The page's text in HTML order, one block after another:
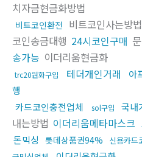
치자금현금화방법
비트코인환전 비트코인사는방법
코인송금대행 24시코인구매
송가능 이더리움현금화
trc20원화구입 테더개인거래 아
행
카드코인충전업체
sol구입 국내
내는방법 이더리움메타마스크
돈믹싱 롯데상품권94% 신용카드